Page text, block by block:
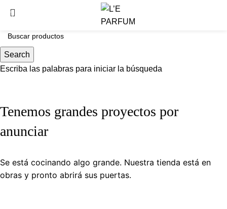
Tenemos grandes proyectos por
anunciar
Se está cocinando algo grande. Nuestra tienda está en
obras y pronto abrirá sus puertas.
Search
Escriba las palabras para iniciar la búsqueda